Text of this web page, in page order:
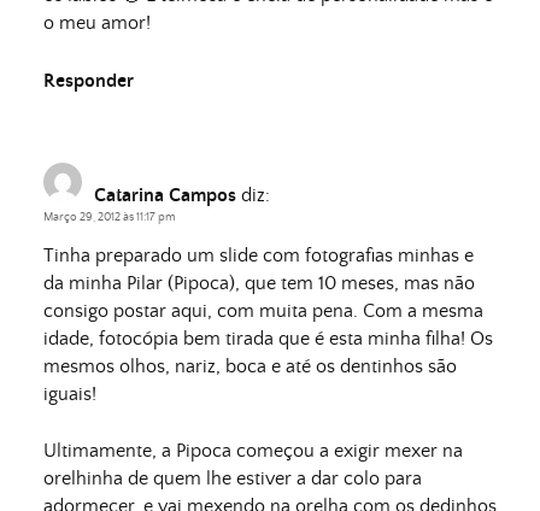
o meu amor!
Responder
Catarina Campos diz:
Março 29, 2012 às 11:17 pm
Tinha preparado um slide com fotografias minhas e
da minha Pilar (Pipoca), que tem 10 meses, mas não
consigo postar aqui, com muita pena. Com a mesma
idade, fotocópia bem tirada que é esta minha filha! Os
mesmos olhos, nariz, boca e até os dentinhos são
iguais!
Ultimamente, a Pipoca começou a exigir mexer na
orelhinha de quem lhe estiver a dar colo para
adormecer, e vai mexendo na orelha com os dedinhos